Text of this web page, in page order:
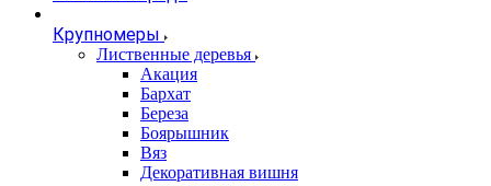
Крупномеры
Лиственные деревья
Акация
Бархат
Береза
Боярышник
Вяз
Декоративная вишня